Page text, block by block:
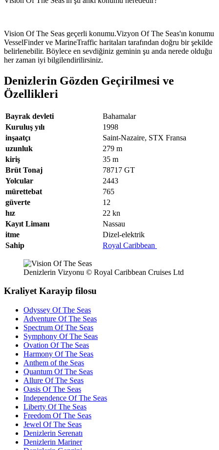
Vision Of The Seas geçerli konumu.Vizyon Of The Seas'ın konumu
VesselFinder ve MarineTraffic haritaları tarafından doğru bir şekilde
belirlenebilir. Böylece en sevdiğiniz geminin şu anda nerede olduğu
her zaman iyi bilgilendirilirsiniz.
Denizlerin Gözden Geçirilmesi ve
Özellikleri
Bayrak devleti
Bahamalar
Kuruluş yılı
1998
inşaatçı
Saint-Nazaire, STX Fransa
uzunluk
279 m
kiriş
35 m
Brüt Tonaj
78717 GT
Yolcular
2443
mürettebat
765
güverte
12
hız
22 kn
Kayıt Limanı
Nassau
itme
Dizel-elektrik
Sahip
Royal Caribbean
Denizlerin Vizyonu © Royal Caribbean Cruises Ltd
Kraliyet Karayip filosu
Odyssey Of The Seas
Adventure Of The Seas
Spectrum Of The Seas
Symphony Of The Seas
Ovation Of The Seas
Harmony Of The Seas
Anthem of the Seas
Quantum Of The Seas
Allure Of The Seas
Oasis Of The Seas
Independence Of The Seas
Liberty Of The Seas
Freedom Of The Seas
Jewel Of The Seas
Denizlerin Serenatı
Denizlerin Mariner